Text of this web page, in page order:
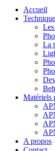
Accueil
La
Matériels
A propos